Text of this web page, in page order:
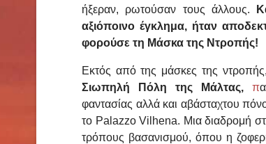
ήξεραν, ρωτούσαν τους άλλους.
αξιόποινο έγκλημα, ήταν
φορούσε τη Μάσκα της Ντροπής!
Εκτός από της μάσκες της
Σιωπηλή Πόλη της Μάλτας, π
φαντασίας αλλά και αβάσταχτου
το Palazzo Vilhena. Μια διαδρομή
τρόπους βασανισμού, όπου η